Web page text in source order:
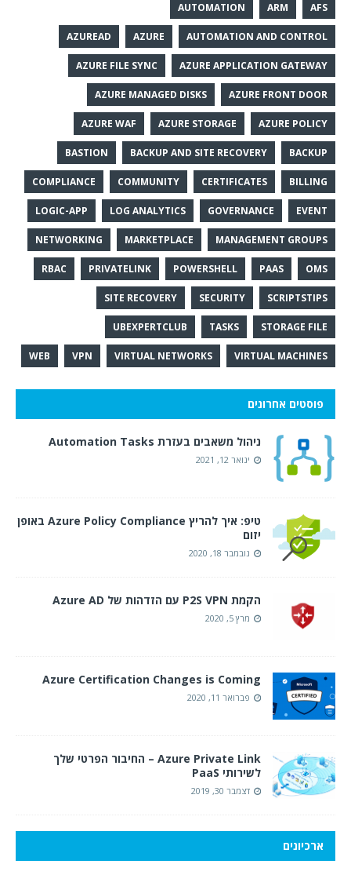
AFS
ARM
AUTOMATION
AUTOMATION AND CONTROL
AZURE
AZUREAD
AZURE APPLICATION GATEWAY
AZURE FILE SYNC
AZURE FRONT DOOR
AZURE MANAGED DISKS
AZURE POLICY
AZURE STORAGE
AZURE WAF
BACKUP
BACKUP AND SITE RECOVERY
BASTION
BILLING
CERTIFICATES
COMMUNITY
COMPLIANCE
EVENT
GOVERNANCE
LOG ANALYTICS
LOGIC-APP
MANAGEMENT GROUPS
MARKETPLACE
NETWORKING
OMS
PAAS
POWERSHELL
PRIVATELINK
RBAC
SCRIPTSTIPS
SECURITY
SITE RECOVERY
STORAGE FILE
TASKS
UBEXPERTCLUB
VIRTUAL MACHINES
VIRTUAL NETWORKS
VPN
WEB
פוסטים אחרונים
ניהול משאבים בעזרת Automation Tasks
ינואר 12, 2021
טיפ: איך להריץ Azure Policy Compliance באופן
יזום
נובמבר 18, 2020
הקמת P2S VPN עם הזדהות של Azure AD
מרץ 5, 2020
Azure Certification Changes is Coming
פברואר 11, 2020
Azure Private Link – החיבור הפרטי שלך
לשירותי PaaS
דצמבר 30, 2019
ארכיונים